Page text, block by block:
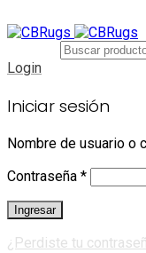
Login
Iniciar sesión
Nombre de usuario o
Contraseña *
Ingresar
¿Perdiste tu